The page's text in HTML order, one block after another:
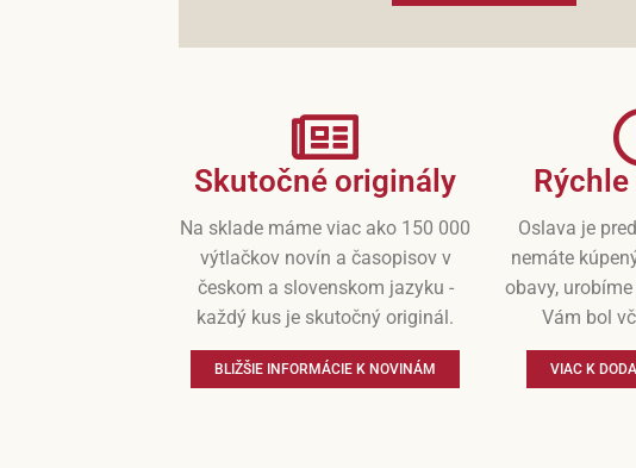
Skutočné originály
Na sklade máme viac ako 150 000
výtlačkov novín a časopisov v
českom a slovenskom jazyku -
každý kus je skutočný originál.
BLIŽŠIE INFORMÁCIE K NOVINÁM
Oslava je
nemáte
obavy,
Vám bol
VIAC K